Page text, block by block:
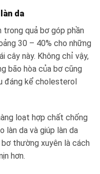
da
quả bơ góp phần
30 – 40% cho những
cây này. Không chỉ vậy,
bão hòa của bơ cũng
đáng kể cholesterol
loạt hợp chất chống
làn da và giúp làn da
bơ thường xuyên là cách
hơn.